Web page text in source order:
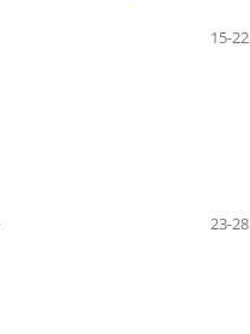
15-22
23-28